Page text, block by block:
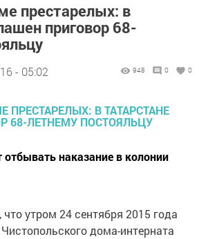
престарелых: в
приговор 68-
- 05:02 948 0 0
наказание в колонии
утром 24 сентября 2015 года
дома-интерната